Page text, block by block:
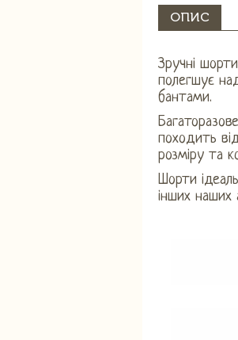
ОПИС
Зручні
полегшує
бантами.
походить
розміру та
Шорти
інших наших